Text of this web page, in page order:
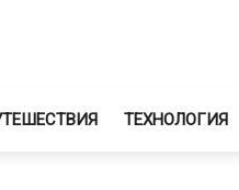
ТЕХНОЛОГИЯ